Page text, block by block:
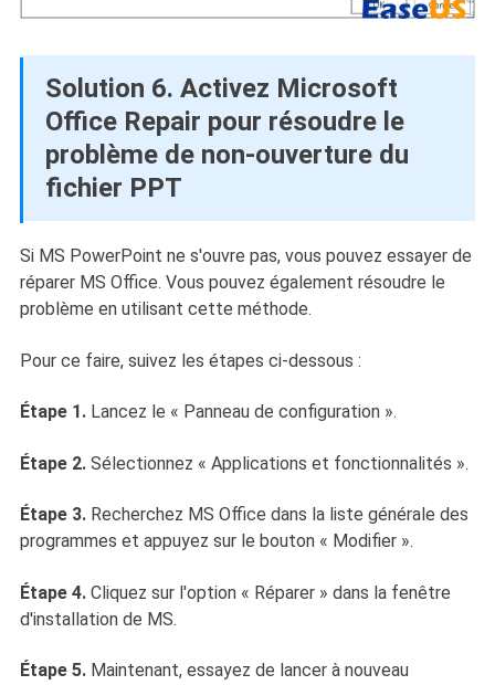
Solution 6. Activez Microsoft
Office Repair pour résoudre le
problème de non-ouverture du
fichier PPT
Si MS PowerPoint ne s'ouvre pas, vous pouvez essayer de
réparer MS Office. Vous pouvez également résoudre le
problème en utilisant cette méthode.
Pour ce faire, suivez les étapes ci-dessous :
Étape 1.Lancez le « Panneau de configuration ».
Étape 2.Sélectionnez « Applications et fonctionnalités ».
Étape 3.Recherchez MS Office dans la liste générale des
programmes et appuyez sur le bouton « Modifier ».
Étape 4.Cliquez sur l'option « Réparer » dans la fenêtre
d'installation de MS.
Étape 5.Maintenant, essayez de lancer à nouveau